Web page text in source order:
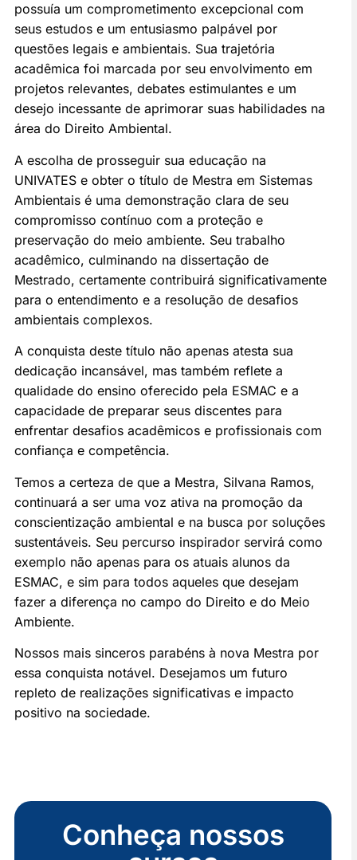
possuía um comprometimento excepcional com
seus estudos e um entusiasmo palpável por
questões legais e ambientais. Sua trajetória
acadêmica foi marcada por seu envolvimento em
projetos relevantes, debates estimulantes e um
desejo incessante de aprimorar suas habilidades na
área do Direito Ambiental.
A escolha de prosseguir sua educação na
UNIVATES e obter o título de Mestra em Sistemas
Ambientais é uma demonstração clara de seu
compromisso contínuo com a proteção e
preservação do meio ambiente. Seu trabalho
acadêmico, culminando na dissertação de
Mestrado, certamente contribuirá significativamente
para o entendimento e a resolução de desafios
ambientais complexos.
A conquista deste título não apenas atesta sua
dedicação incansável, mas também reflete a
qualidade do ensino oferecido pela ESMAC e a
capacidade de preparar seus discentes para
enfrentar desafios acadêmicos e profissionais com
confiança e competência.
Temos a certeza de que a Mestra, Silvana Ramos,
continuará a ser uma voz ativa na promoção da
conscientização ambiental e na busca por soluções
sustentáveis. Seu percurso inspirador servirá como
exemplo não apenas para os atuais alunos da
ESMAC, e sim para todos aqueles que desejam
fazer a diferença no campo do Direito e do Meio
Ambiente.
Nossos mais sinceros parabéns à nova Mestra por
essa conquista notável. Desejamos um futuro
repleto de realizações significativas e impacto
positivo na sociedade.
Conheça nossos